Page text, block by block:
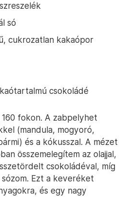
só
cukrozatlan kakaópor
csokoládé
fokon. A zabpelyhet
(mandula, mogyoró,
és a kókusszal. A mézet
összemelegítem az olajjal,
csokoládéval, míg
Ezt a keveréket
és egy nagy